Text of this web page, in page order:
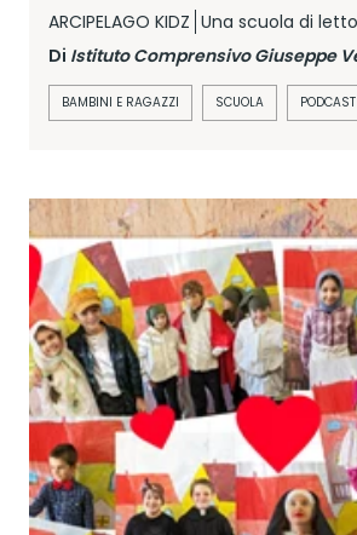
ARCIPELAGO KIDZ Una scuola di
Di Istituto Comprensivo Giuseppe
BAMBINI E RAGAZZI SCUOLA PODCAST